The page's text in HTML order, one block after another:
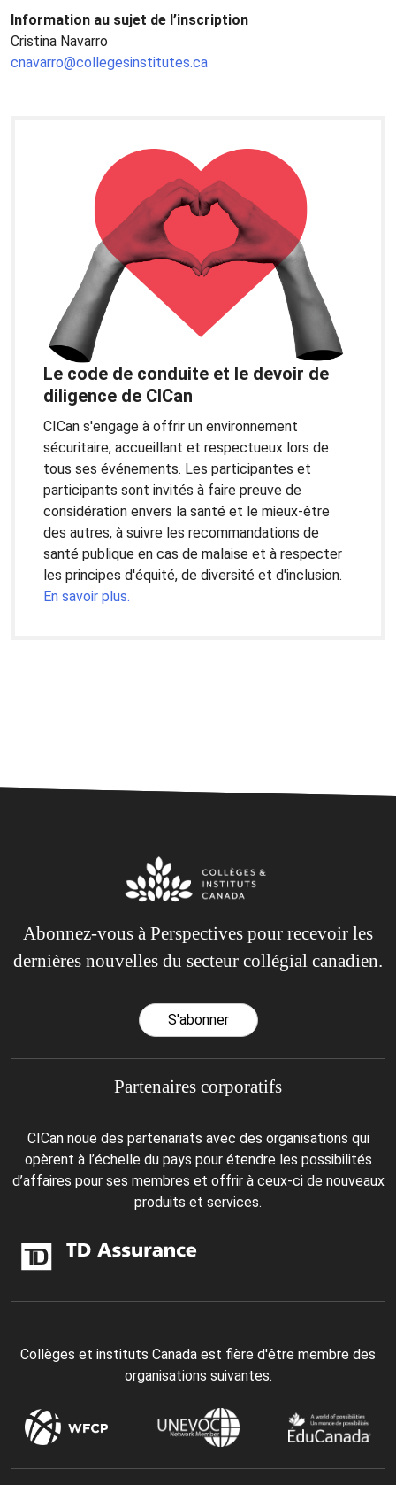
Information au sujet de l’inscription
Cristina Navarro
cnavarro@collegesinstitutes.ca
Le code de conduite et le devoir de
diligence de CICan
CICan s'engage à offrir un environnement
sécuritaire, accueillant et respectueux lors de
tous ses événements. Les participantes et
participants sont invités à faire preuve de
considération envers la santé et le mieux-être
des autres, à suivre les recommandations de
santé publique en cas de malaise et à respecter
les principes d'équité, de diversité et d'inclusion.
En savoir plus.
Abonnez-vous à Perspectives pour recevoir les
dernières nouvelles du secteur collégial canadien.
S'abonner
Partenaires corporatifs
CICan noue des partenariats avec des organisations qui
opèrent à l’échelle du pays pour étendre les possibilités
d’affaires pour ses membres et offrir à ceux-ci de nouveaux
produits et services.
Collèges et instituts Canada est fière d'être membre des
organisations suivantes.